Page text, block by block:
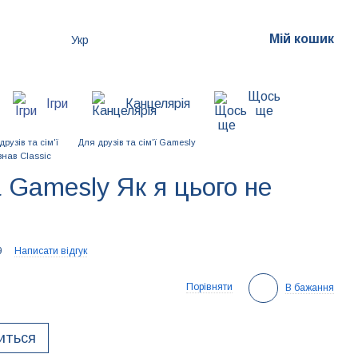
Укр Мій кошик
Ігри Канцелярія
Щось
ще
та сім'ї
Для друзів та сім'ї Gamesly
Classic
Gamesly Як я цього не
Написати відгук
Порівняти В бажання